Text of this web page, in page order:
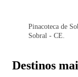
Pinacoteca de
Sobral - CE.
Destinos